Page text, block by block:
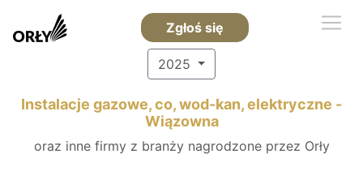
Zgłoś się
2025
Instalacje gazowe, co, wod-kan, elektryczne -
Wiązowna
oraz inne firmy z branży nagrodzone przez Orły